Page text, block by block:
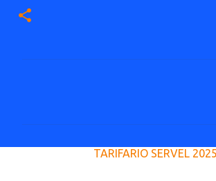
TARIFARIO SERVEL 2025